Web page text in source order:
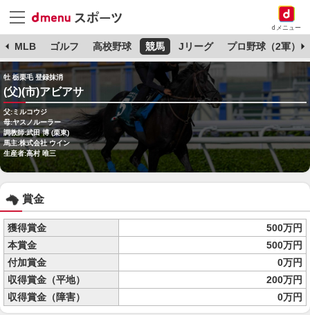
dメニュー
MLB ゴルフ 高校野球 競馬 Jリーグ プロ野球（2軍）
牡 栃栗毛 登録抹消
(父)(市)アビアサ
父:ミルコウジ
母:ヤスノルーラー
調教師:武田 博 (栗東)
馬主:株式会社 ウイン
生産者:高村 唯三
賞金
獲得賞金
500万円
本賞金
500万円
付加賞金
0万円
収得賞金（平地）
200万円
収得賞金（障害）
0万円